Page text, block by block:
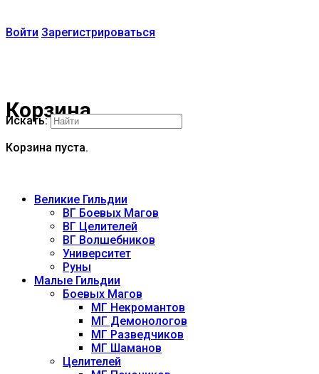
Войти Зарегистрироваться
Корзина
Корзина пуста.
Искать:
Великие Гильдии
ВГ Боевых Магов
ВГ Целителей
ВГ Волшебников
Университет
Руны
Малые Гильдии
Боевых Магов
МГ Некромантов
МГ Демонологов
МГ Разведчиков
МГ Шаманов
Целителей